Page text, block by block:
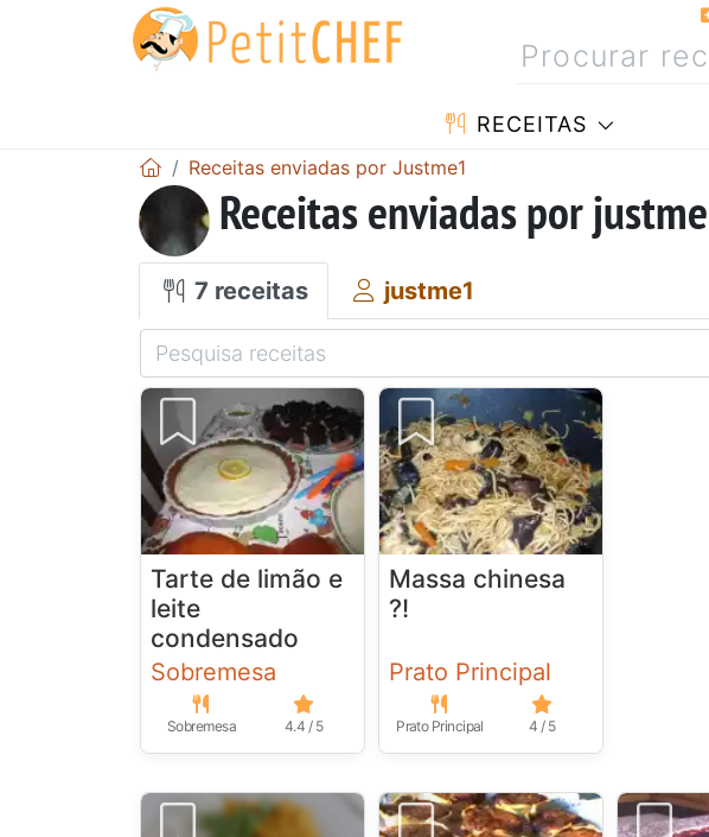
RECEITAS
Receitas enviadas por Justme1
Receitas enviadas por
7 receitas justme1
Tarte de limão e
leite
condensado
Sobremesa
Sobremesa 4.4 / 5
Massa chinesa
?!
Prato Principal
Prato Principal 4 / 5